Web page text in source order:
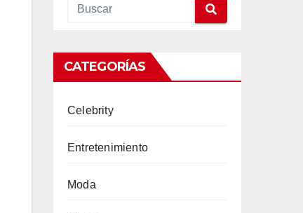
CATEGORÍAS
Celebrity
Entretenimiento
Moda